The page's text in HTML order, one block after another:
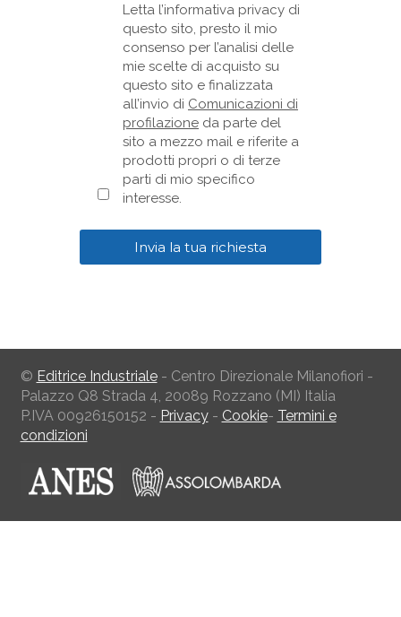
Letta l’informativa privacy di
questo sito, presto il mio
consenso per l’analisi delle
mie scelte di acquisto su
questo sito e finalizzata
all’invio di Comunicazioni di
profilazione da parte del
sito a mezzo mail e riferite a
prodotti propri o di terze
parti di mio specifico
interesse.
© Editrice Industriale- Centro Direzionale Milanofiori -
Palazzo Q8 Strada 4, 20089 Rozzano (MI) Italia
P.IVA 00926150152 - Privacy- Cookie- Termini e
condizioni